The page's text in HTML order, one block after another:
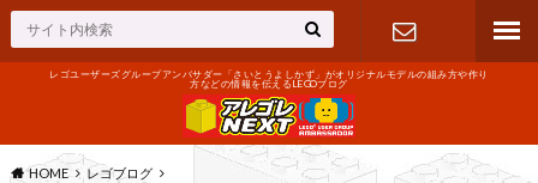
レゴユーザーズグループアンバサダー「さいとうよしかず」がオリジナルモデルの組み方や作り
方などの情報を伝えるLEGOブログ
せ
HOME
レゴブログ